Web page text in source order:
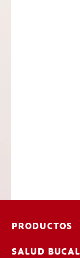
PRODUCTOS
SALUD BUCAL